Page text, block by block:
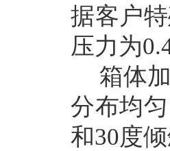
据客户
压力为
箱体
分布均
和30度